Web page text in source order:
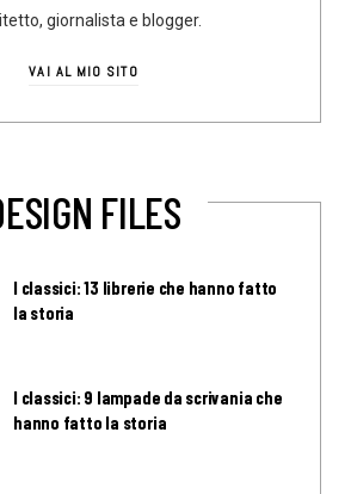
giornalista e blogger.
VAI AL MIO SITO
FILES
I classici: 13 librerie che hanno fatto
la storia
I classici: 9 lampade da scrivania che
hanno fatto la storia